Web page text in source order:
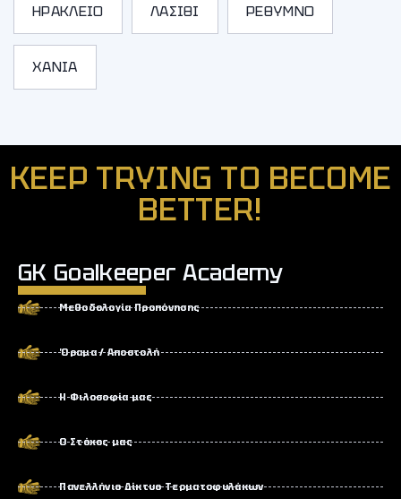
ΗΡΑΚΛΕΙΟ ΛΑΣΙΘΙ ΡΕΘΥΜΝΟ
ΧΑΝΙΑ
KEEP TRYING TO BECOME
BETTER!
GK Goalkeeper Academy
Μεθοδολογία Προπόνησης
Όραμα / Αποστολή
Η Φιλοσοφία μας
Ο Στόχος μας
Πανελλήνιο Δίκτυο Τερματοφυλάκων